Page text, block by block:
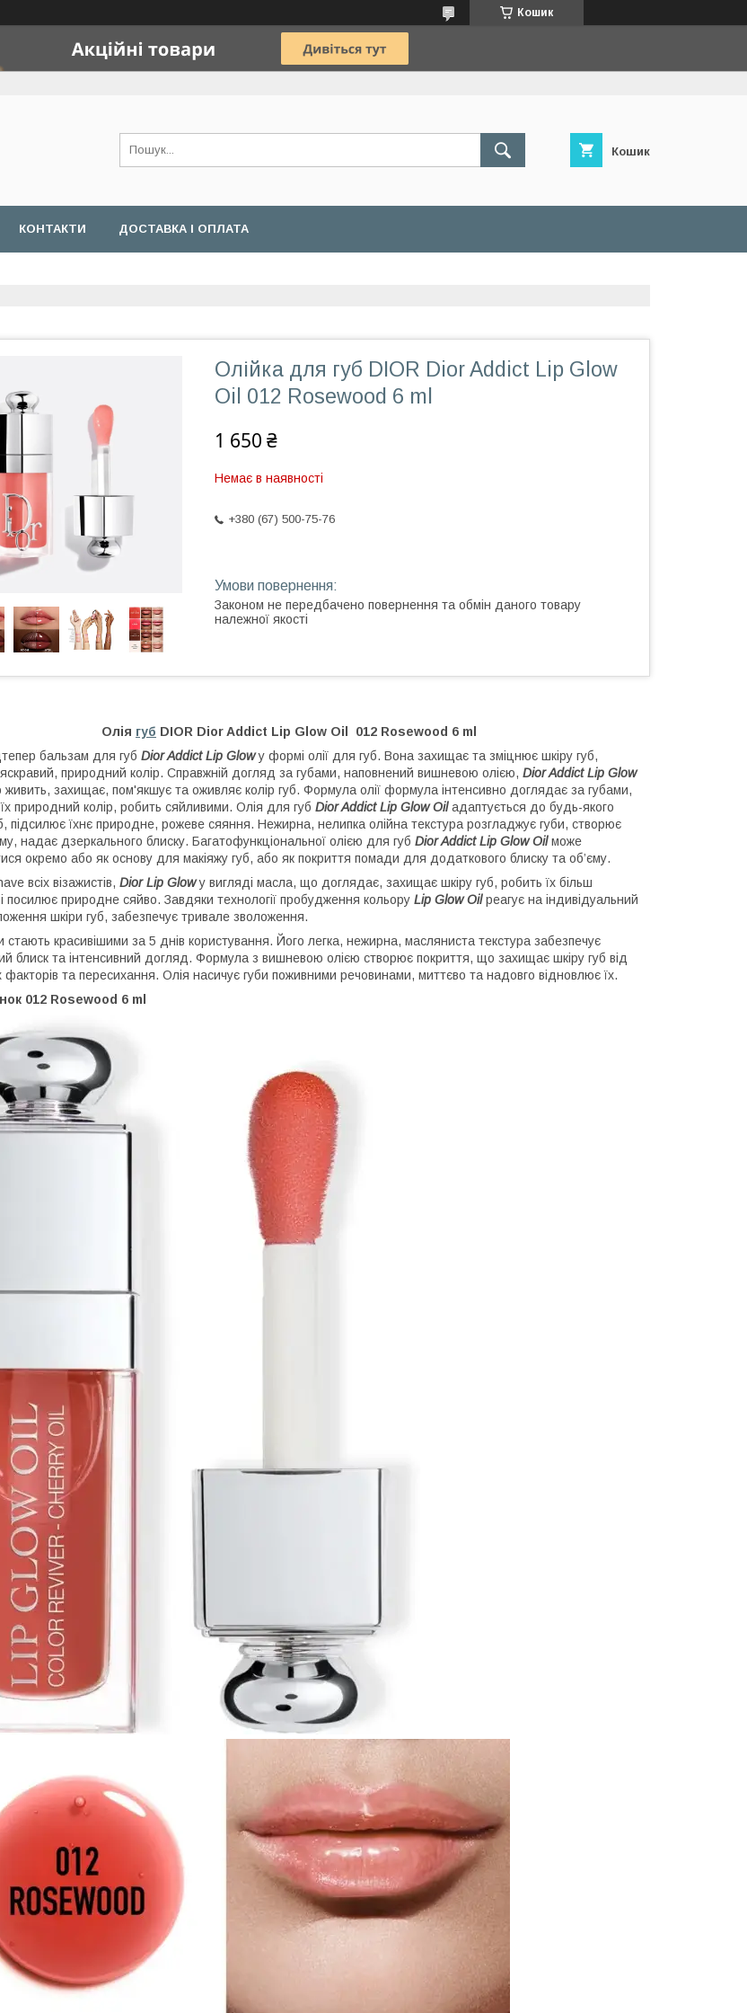
Кошик
Кошик
КОНТАКТИ ДОСТАВКА І ОПЛАТА
Олійка для губ DIOR Dior Addict Lip Glow
Oil 012 Rosewood 6 ml
1 650 ₴
Немає в наявності
+380 (67) 500-75-76
Законом не передбачено повернення та обмін даного товару
належної якості
Олія губ DIOR Dior Addict Lip Glow Oil 012 Rosewood 6 ml
бальзам для губ Dior Addict Lip Glowу формі олії для губ. Вона захищає та зміцнює шкіру губ,
природний колір. Справжній догляд за губами, наповнений вишневою олією, Dior Addict Lip Glow
живить, захищає, пом'якшує та оживляє колір губ. Формула олії формула інтенсивно доглядає за губами,
природний колір, робить сяйливими. Олія для губ Dior Addict Lip Glow Oilадаптується до будь-якого
підсилює їхнє природне, рожеве сяяння. Нежирна, нелипка олійна текстура розгладжує губи, створює
надає дзеркального блиску. Багатофункціональної олією для губ Dior Addict Lip Glow Oilможе
окремо або як основу для макіяжу губ, або як покриття помади для додаткового блиску та об’єму.
всіх візажистів, Dior Lip Glowу вигляді масла, що доглядає, захищає шкіру губ, робить їх більш
посилює природне сяйво. Завдяки технології пробудження кольору Lip Glow Oilреагує на індивідуальний
шкіри губ, забезпечує тривале зволоження.
красивішими за 5 днів користування. Його легка, нежирна, масляниста текстура забезпечує
блиск та інтенсивний догляд. Формула з вишневою олією створює покриття, що захищає шкіру губ від
факторів та пересихання. Олія насичує губи поживними речовинами, миттєво та надовго відновлює їх.
012 Rosewood 6 ml